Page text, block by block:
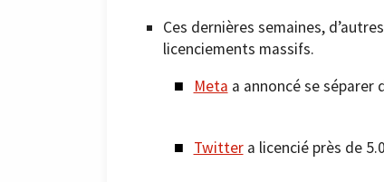
Ces dernières semaines,
licenciements massifs.
Meta a annoncé se séparer
Twittera licencié près de